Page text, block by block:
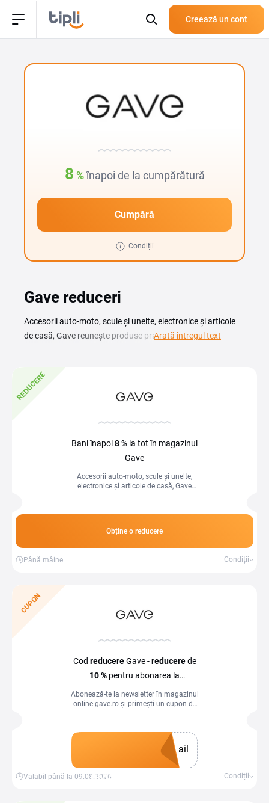
Creează un cont
8 %înapoi de la cumpărătură
Cumpără
Condiții
Gave reduceri
Accesorii auto-moto, scule și unelte, electronice și articole
de casă, Gave reunește produse practice din mai multe
reducere Gave îți permite să cumperi aceste articole la un
preț și mai bun. Dacă vrei să economisești, verifică ce cupon
comenzii. Tot ce trebuie să faci este să copiezi codul și să-l
comanda pentru a beneficia de reducere.
Arată întregul text
REDUCERE
Bani înapoi8 % la tot în magazinul
Gave
Accesorii auto-moto, scule și unelte,
electronice și articole de casă, Gave
Obține o reducere
Până mâine Condiții
CUPON
Cod reducereGave -reducerede
10 % pentru abonarea la
newsletter
Abonează-te la newsletter în magazinul
online gave.ro și primești un cupon de
Obține un cupon
ail
Valabil până la 09.08.2026 Condiții